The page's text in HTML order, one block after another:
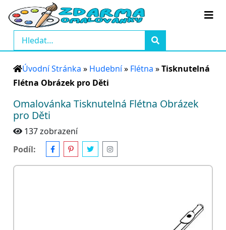
Úvodní Stránka » Hudební» Flétna »Tisknutelná
Flétna Obrázek pro Děti
Omalovánka Tisknutelná Flétna Obrázek
pro Děti
137 zobrazení
Podíl: